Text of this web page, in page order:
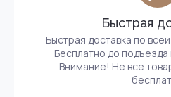
Быстрая
Быстрая доставка по
Бесплатно до
Внимание! Не все